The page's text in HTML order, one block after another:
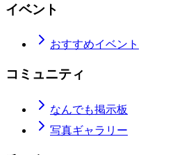
イベント
おすすめイベント
コミュニティ
なんでも掲示板
写真ギャラリー